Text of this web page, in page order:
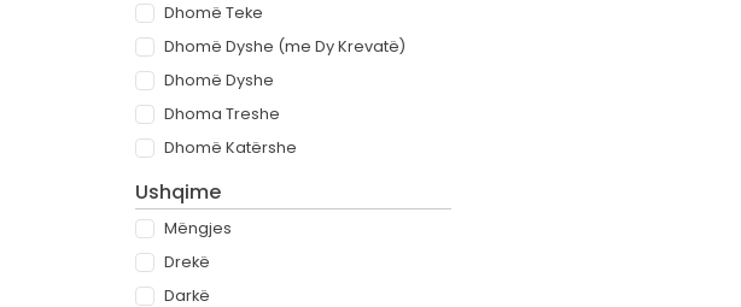
Dhomë Teke
Dhomë Dyshe (me Dy Krevatë)
Dhomë Dyshe
Dhoma Treshe
Dhomë Katërshe
Ushqime
Mëngjes
Drekë
Darkë